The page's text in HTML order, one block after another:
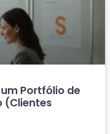
Portfólio de
(Clientes